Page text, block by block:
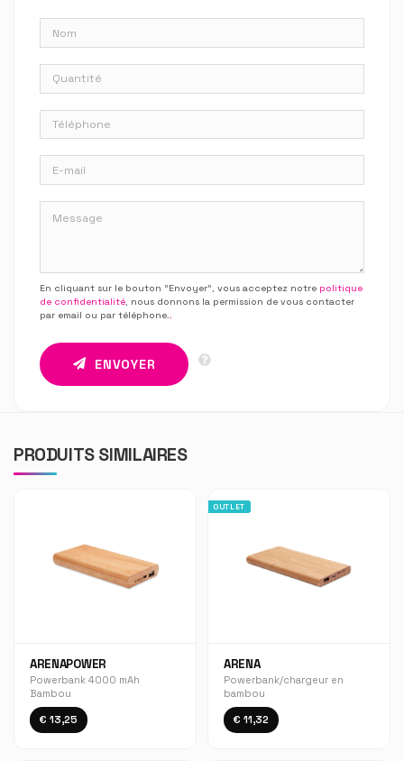
En cliquant sur le bouton “Envoyer”, vous acceptez notre politique
de confidentialité, nous donnons la permission de vous contacter
par email ou par téléphone..
ENVOYER
PRODUITS SIMILAIRES
ARENAPOWER
Powerbank 4000 mAh
Bambou
€ 13,25
OUTLET
ARENA
Powerbank/chargeur en
bambou
€ 11,32